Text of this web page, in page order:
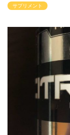
サプリメント